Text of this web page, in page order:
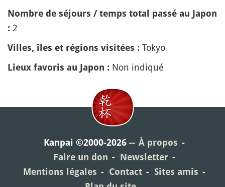
Nombre de séjours / temps total passé au Japon
: 2
Villes, îles et régions visitées : Tokyo
Lieux favoris au Japon : Non indiqué
Kanpai ©2000-2026
À propos
Faire un don
Newsletter
Mentions légales
Contact
Sites amis